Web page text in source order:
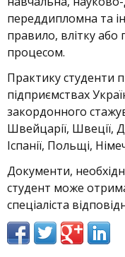
переддипломна та
правило, влітку
процесом.
Практику студенти
підприємствах
закордонного
Швейцарії, Швеції,
Іспанії, Польщі,
Документи,
студент може
спеціаліста